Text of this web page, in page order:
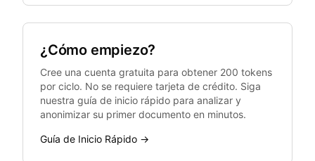
¿Cómo empiezo?
Cree una cuenta gratuita para obtener 200 tokens
por ciclo. No se requiere tarjeta de crédito. Siga
nuestra guía de inicio rápido para analizar y
anonimizar su primer documento en minutos.
Guía de Inicio Rápido →